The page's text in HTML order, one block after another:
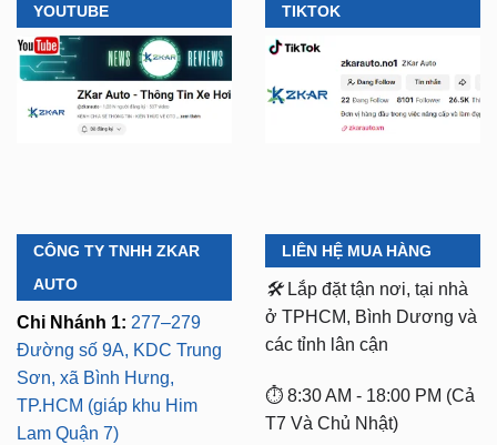
YOUTUBE TIKTOK
CÔNG TY TNHH ZKAR
AUTO
Chi Nhánh 1: 277–279
Đường số 9A, KDC Trung
Sơn, xã Bình Hưng,
TP.HCM (giáp khu Him
Lam Quận 7)
LIÊN HỆ MUA HÀNG
🛠️ Lắp đặt tận nơi, tại nhà
ở TPHCM, Bình Dương và
các tỉnh lân cận
⏱️ 8:30 AM - 18:00 PM (Cả
T7 Và Chủ Nhật)